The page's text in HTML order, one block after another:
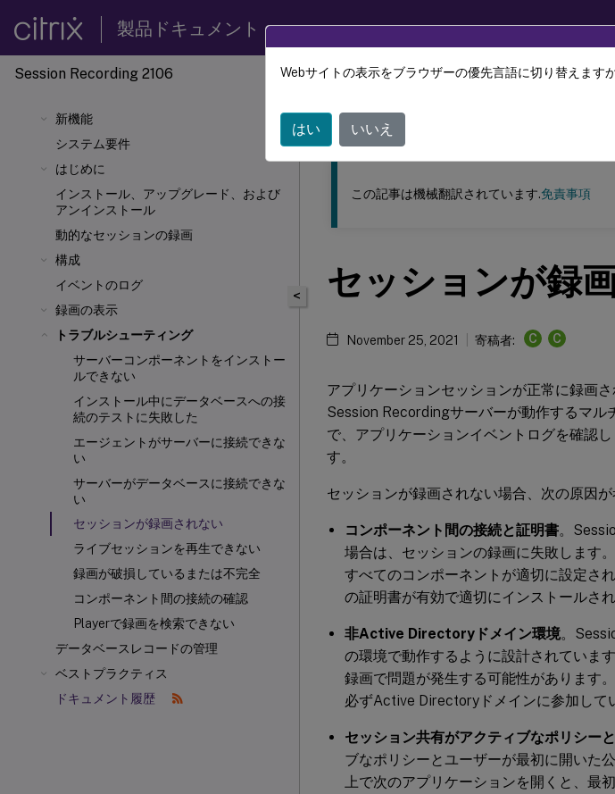
製品ドキュメント
Session Recording 2106
新機能
システム要件
はじめに
インストール、アップグレード、および
アンインストール
動的なセッションの録画
構成
イベントのログ
録画の表示
トラブルシューティング
サーバーコンポーネントをインストー
ルできない
インストール中にデータベースへの接
続のテストに失敗した
エージェントがサーバーに接続できな
い
サーバーがデータベースに接続できな
い
セッションが録画されない
ライブセッションを再生できない
録画が破損しているまたは不完全
コンポーネント間の接続の確認
Playerで録画を検索できない
データベースレコードの管理
ベストプラクティス
ドキュメント履歴
このコンテンツは動的に機械翻訳されています。
Session Recording
<
この記事は機械翻訳されています.免責事項
セッションが録
November 25, 2021 寄稿者: C C
アプリケーションセッションが正常に録画
Session Recordingサーバーが動作するマル
で、アプリケーションイベントログを確認
す。
セッションが録画されない場合、次の原因が
コンポーネント間の接続と証明書。
場合は、セッションの録画に失敗します
すべてのコンポーネントが適切に設定さ
の証明書が有効で適切にインストールさ
非Active Directoryドメイン環境。
の環境で動作するように設計されていま
録画で問題が発生する可能性があります
必ずActive Directoryドメインに参加して
セッション共有がアクティブなポリシーと
ブなポリシーとユーザーが最初に開いた
上で次のアプリケーションを開くと、最
Webサイトの表示をブラウザーの優先言語に切り替えます
はい いいえ